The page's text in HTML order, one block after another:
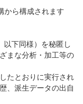
から構成されます
下同様）を秘匿し
まな分析・加工等の
たとおりに実行され
、派生データの出自